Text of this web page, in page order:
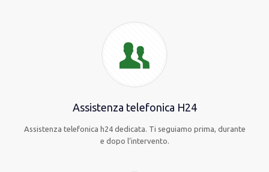
Assistenza telefonica H24
Assistenza telefonica h24 dedicata. Ti seguiamo prima, durante
e dopo l’intervento.